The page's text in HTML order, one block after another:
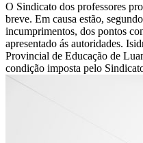
O Sindicato dos professores
breve. Em causa estão,
incumprimentos, dos pontos
apresentado ás autoridades.
Provincial de Educação de
condição imposta pelo